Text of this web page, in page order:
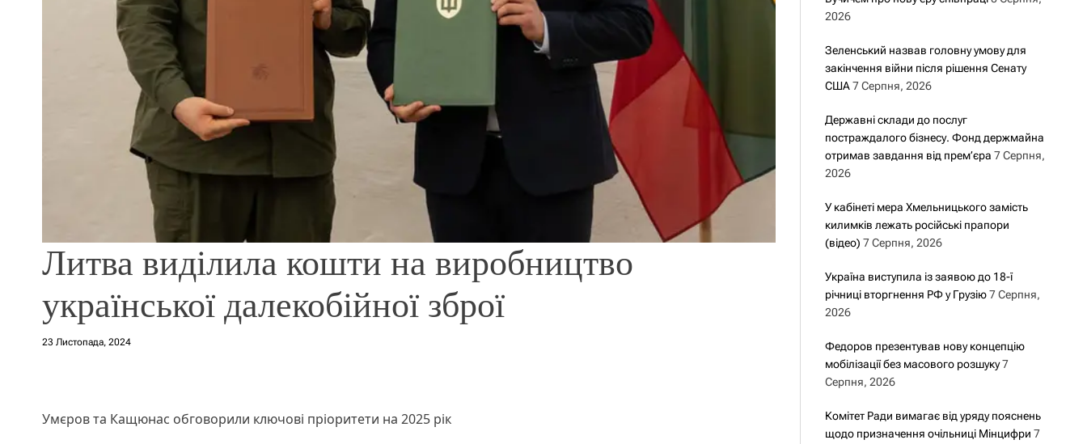
Литва виділила кошти на виробництво
української далекобійної зброї
23 Листопада, 2024
Умєров та Кащюнас обговорили ключові пріоритети на 2025 рік
2026
Зеленський назвав головну умову для
закінчення війни після рішення Сенату
США 7 Серпня, 2026
Державні склади до послуг
постраждалого бізнесу. Фонд держмайна
отримав завдання від прем’єра 7 Серпня,
2026
У кабінеті мера Хмельницького замість
килимків лежать російські прапори
(відео) 7 Серпня, 2026
Україна виступила із заявою до 18-ї
річниці вторгнення РФ у Грузію 7 Серпня,
2026
Федоров презентував нову концепцію
мобілізації без масового розшуку 7
Серпня, 2026
Комітет Ради вимагає від уряду пояснень
щодо призначення очільниці Мінцифри 7